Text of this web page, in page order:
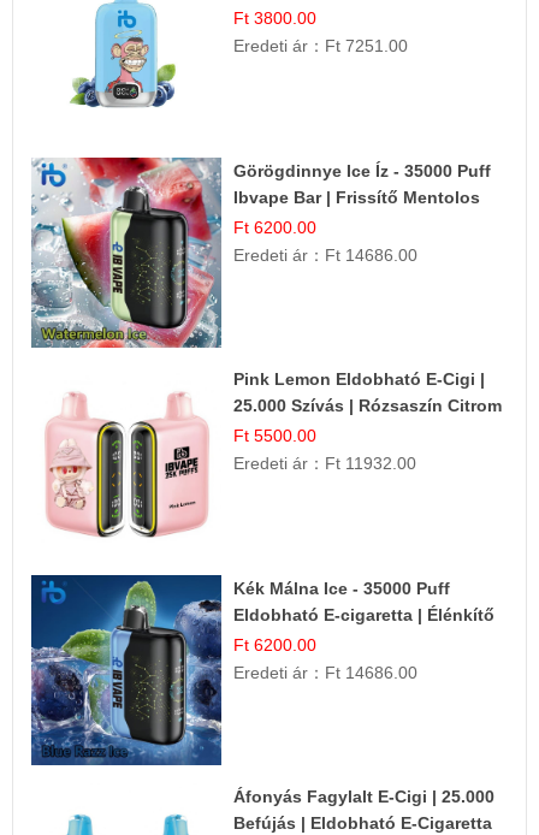
Ft 3800.00
Eredeti ár： Ft 7251.00
Görögdinnye Ice Íz - 35000 Puff
Ibvape Bar | Frissítő Mentolos
Élmény!
Ft 6200.00
Eredeti ár： Ft 14686.00
Pink Lemon Eldobható E-Cigi |
25.000 Szívás | Rózsaszín Citrom
Íz
Ft 5500.00
Eredeti ár： Ft 11932.00
Kék Málna Ice - 35000 Puff
Eldobható E-cigaretta | Élénkítő
Gyümölcsös Frissesség!
Ft 6200.00
Eredeti ár： Ft 14686.00
Áfonyás Fagylalt E-Cigi | 25.000
Befújás | Eldobható E-Cigaretta